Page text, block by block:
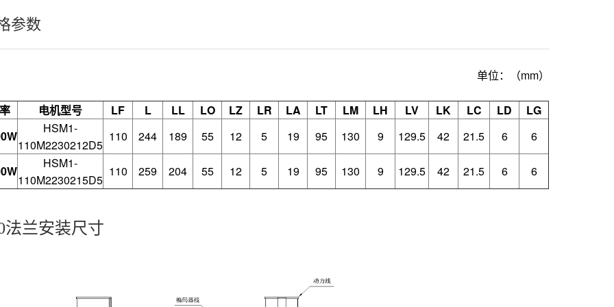
参数
单位：（mm）
电机型号 LF L LL LO LZ LR LA LT LM LH LV LK LC LD
LG
HSM1-
110M2230212D5
110 244 189 55 12 5 19 95 130 9 129.5 42 21.5 6 6
HSM1-
110M2230215D5
110 259 204 55 12 5 19 95 130 9 129.5 42 21.5 6 6
法兰安装尺寸